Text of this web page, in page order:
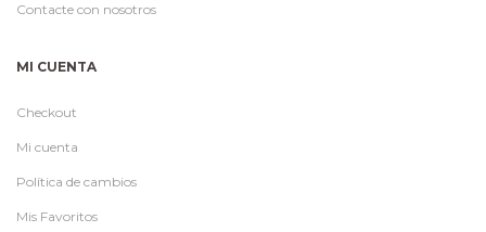
Contacte con nosotros
MI CUENTA
Checkout
Mi cuenta
Política de cambios
Mis Favoritos